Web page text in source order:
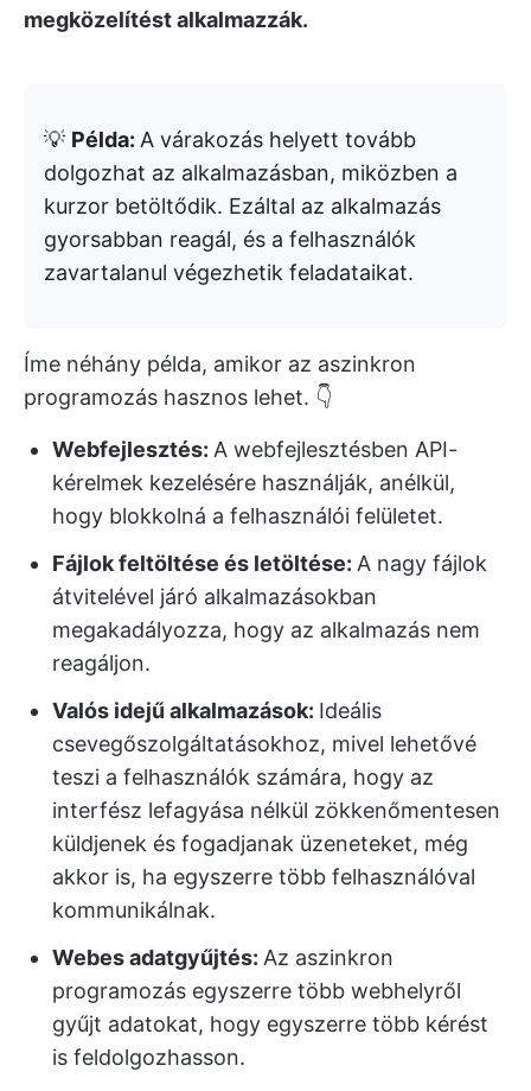
megközelítést alkalmazzák.
💡 Példa: A várakozás helyett tovább
dolgozhat az alkalmazásban, miközben a
kurzor betöltődik. Ezáltal az alkalmazás
gyorsabban reagál, és a felhasználók
zavartalanul végezhetik feladataikat.
Íme néhány példa, amikor az aszinkron
programozás hasznos lehet. 👇
Webfejlesztés: A webfejlesztésben API-
kérelmek kezelésére használják, anélkül,
hogy blokkolná a felhasználói felületet.
Fájlok feltöltése és letöltése: A nagy fájlok
átvitelével járó alkalmazásokban
megakadályozza, hogy az alkalmazás nem
reagáljon.
Valós idejű alkalmazások: Ideális
csevegőszolgáltatásokhoz, mivel lehetővé
teszi a felhasználók számára, hogy az
interfész lefagyása nélkül zökkenőmentesen
küldjenek és fogadjanak üzeneteket, még
akkor is, ha egyszerre több felhasználóval
kommunikálnak.
Webes adatgyűjtés: Az aszinkron
programozás egyszerre több webhelyről
gyűjt adatokat, hogy egyszerre több kérést
is feldolgozhasson.